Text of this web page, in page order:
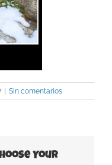
| Sin comentarios
Your